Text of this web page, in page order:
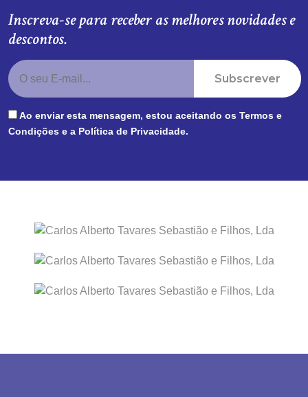
Inscreva-se para receber as melhores novidades e
descontos.
Subscrever
Ao enviar esta mensagem, estou aceitando os Termos e
Condições e a Política de Privacidade.